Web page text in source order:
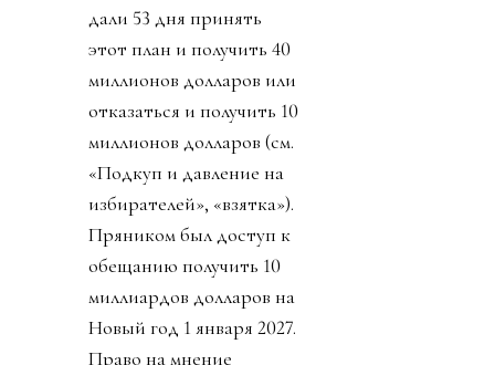
дали 53 дня принять
этот план и получить 40
миллионов долларов или
отказаться и получить 10
миллионов долларов (см.
«Подкуп и давление на
избирателей», «взятка»).
Пряником был доступ к
обещанию получить 10
миллиардов долларов на
Новый год 1 января 2027.
Право на мнение